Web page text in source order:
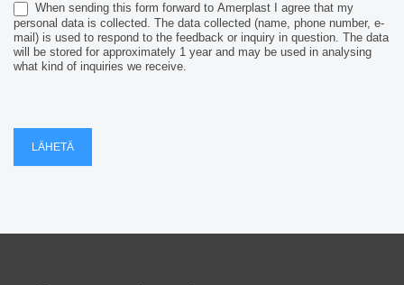
When sending this form forward to Amerplast I agree that my
personal data is collected. The data collected (name, phone number, e-
mail) is used to respond to the feedback or inquiry in question. The data
will be stored for approximately 1 year and may be used in analysing
what kind of inquiries we receive.
LÄHETÄ